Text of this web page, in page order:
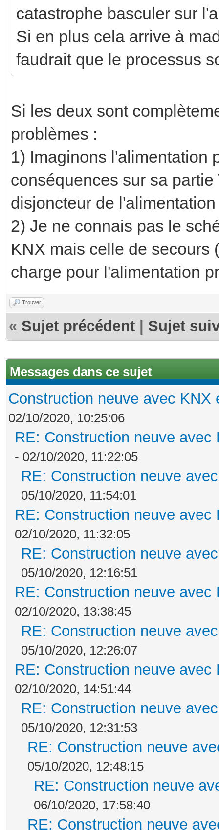
catastrophe basculer sur
Si en plus cela arrive à
faudrait que le processus
Si les deux sont
problèmes :
1) Imaginons l'alimentation
conséquences sur sa
disjoncteur de
2) Je ne connais pas le
KNX mais celle de secours
charge pour l'alimentation
Trouver
« Sujet précédent Sujet
Messages dans ce sujet
Construction neuve avec KNX
02/10/2020, 10:25:06
RE: Construction neuve avec
- 02/10/2020, 11:22:05
RE: Construction neuve
05/10/2020, 11:54:01
RE: Construction neuve avec
02/10/2020, 11:32:05
RE: Construction neuve
05/10/2020, 12:16:51
RE: Construction neuve avec
02/10/2020, 13:38:45
RE: Construction neuve
05/10/2020, 12:26:07
RE: Construction neuve avec
02/10/2020, 14:51:44
RE: Construction neuve
05/10/2020, 12:31:53
RE: Construction neuve
05/10/2020, 12:48:15
RE: Construction neuve
06/10/2020, 17:58:40
RE: Construction neuve